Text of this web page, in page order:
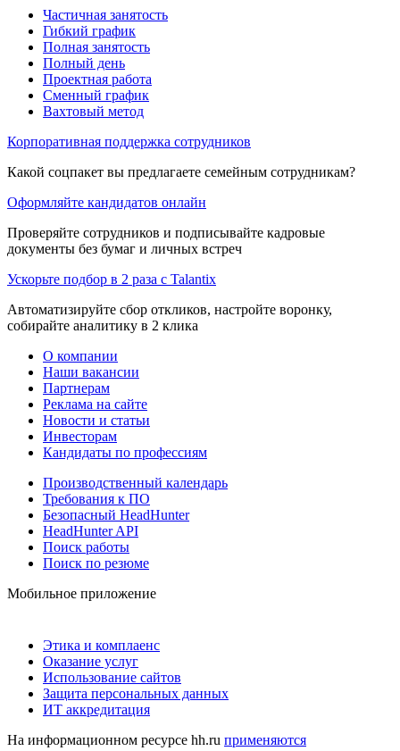
Частичная занятость
Гибкий график
Полная занятость
Полный день
Проектная работа
Сменный график
Вахтовый метод
Корпоративная поддержка сотрудников
Какой соцпакет вы предлагаете семейным сотрудникам?
Оформляйте кандидатов онлайн
Проверяйте сотрудников и подписывайте кадровые
документы без бумаг и личных встреч
Ускорьте подбор в 2 раза с Talantix
Автоматизируйте сбор откликов, настройте воронку,
собирайте аналитику в 2 клика
О компании
Наши вакансии
Партнерам
Реклама на сайте
Новости и статьи
Инвесторам
Кандидаты по профессиям
Производственный календарь
Требования к ПО
Безопасный HeadHunter
HeadHunter API
Поиск работы
Поиск по резюме
Мобильное приложение
Этика и комплаенс
Оказание услуг
Использование сайтов
Защита персональных данных
ИТ аккредитация
На информационном ресурсе hh.ru применяются